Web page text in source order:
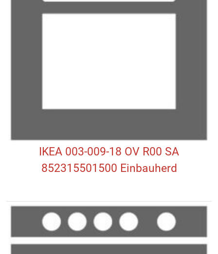
IKEA 003-009-18 OV R00 SA
852315501500 Einbauherd